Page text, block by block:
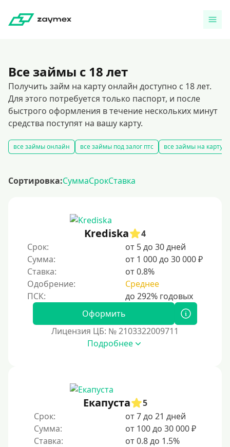
Все займы с 18 лет
Получить займ на карту онлайн доступно с 18 лет.
Для этого потребуется только паспорт, и после
быстрого оформления в течение нескольких минут
средства поступят на вашу карту.
все займы онлайн все займы под залог птс все займы на карту
Сортировка:СуммаСрокСтавка
Krediska
4
Срок:
от 5 до 30 дней
Сумма:
от 1 000 до 30 000 ₽
Ставка:
от 0.8%
Одобрение:
Среднее
Оформить
Лицензия ЦБ: № 2103322009711
Подробнее
Екапуста
5
Срок:
от 7 до 21 дней
Сумма:
от 100 до 30 000 ₽
Ставка:
от 0.8 до 1.5%